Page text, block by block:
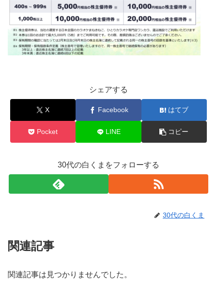
シェアする
X Facebook はてブ
Pocket LINE コピー
30代の白くまをフォローする
30代の白くま
関連記事
関連記事は見つかりませんでした。